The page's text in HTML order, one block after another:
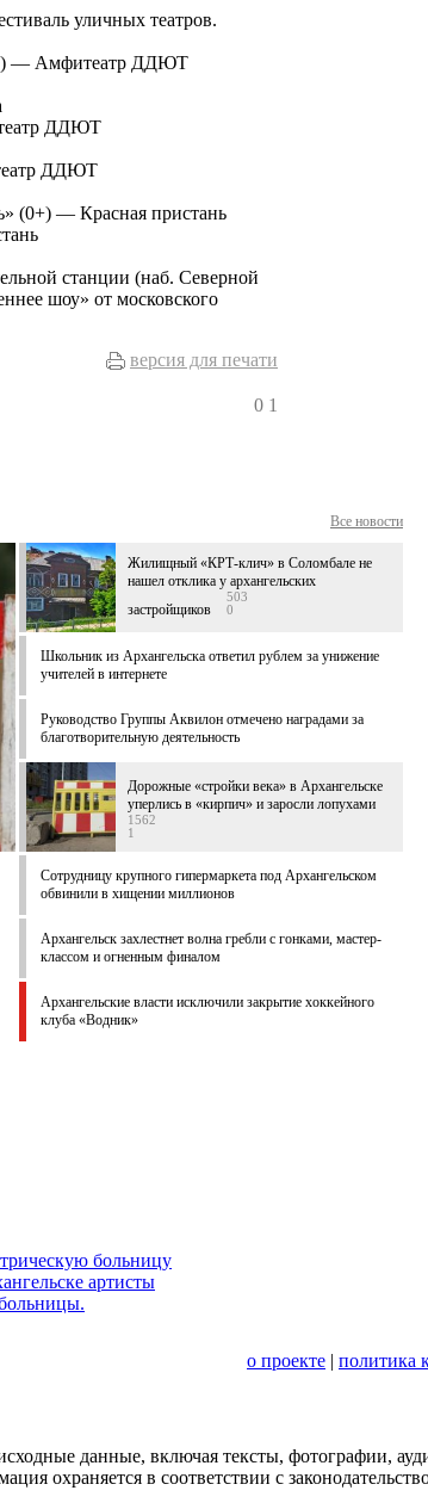
уличных театров.
— Амфитеатр ДДЮТ
ДДЮТ
ДДЮТ
(0+) — Красная пристань
станции (наб. Северной
шоу» от московского
версия для печати
0 1
Все новости
Жилищный «КРТ-клич» в Соломбале не
нашел отклика у архангельских
застройщиков
503
0
Школьник из Архангельска ответил рублем за унижение
учителей в интернете
Руководство Группы Аквилон отмечено наградами за
благотворительную деятельность
Дорожные «стройки века» в Архангельске
уперлись в «кирпич» и заросли лопухами
1562
1
Сотрудницу крупного гипермаркета под Архангельском
обвинили в хищении миллионов
Архангельск захлестнет волна гребли с гонками, мастер-
классом и огненным финалом
Архангельские власти исключили закрытие хоккейного
клуба «Водник»
больницу
артисты
о проекте | политика
данные, включая тексты, фотографии,
охраняется в соответствии с